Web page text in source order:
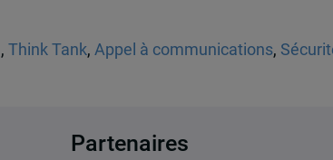
, Think Tank, Appel à communications,
Partenaires